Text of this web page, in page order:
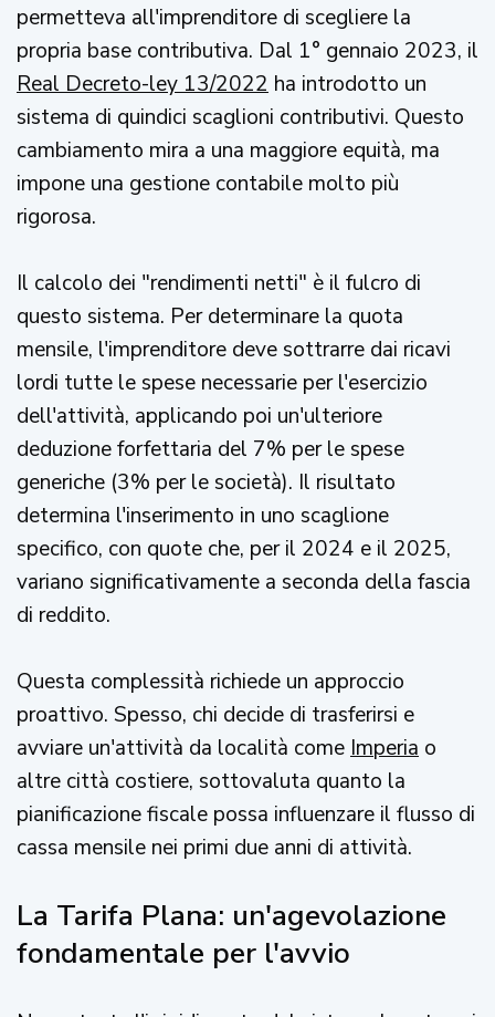
permetteva all'imprenditore di scegliere la
propria base contributiva. Dal 1° gennaio 2023, il
Real Decreto-ley 13/2022 ha introdotto un
sistema di quindici scaglioni contributivi. Questo
cambiamento mira a una maggiore equità, ma
impone una gestione contabile molto più
rigorosa.
Il calcolo dei "rendimenti netti" è il fulcro di
questo sistema. Per determinare la quota
mensile, l'imprenditore deve sottrarre dai ricavi
lordi tutte le spese necessarie per l'esercizio
dell'attività, applicando poi un'ulteriore
deduzione forfettaria del 7% per le spese
generiche (3% per le società). Il risultato
determina l'inserimento in uno scaglione
specifico, con quote che, per il 2024 e il 2025,
variano significativamente a seconda della fascia
di reddito.
Questa complessità richiede un approccio
proattivo. Spesso, chi decide di trasferirsi e
avviare un'attività da località come Imperia o
altre città costiere, sottovaluta quanto la
pianificazione fiscale possa influenzare il flusso di
cassa mensile nei primi due anni di attività.
La Tarifa Plana: un'agevolazione
fondamentale per l'avvio